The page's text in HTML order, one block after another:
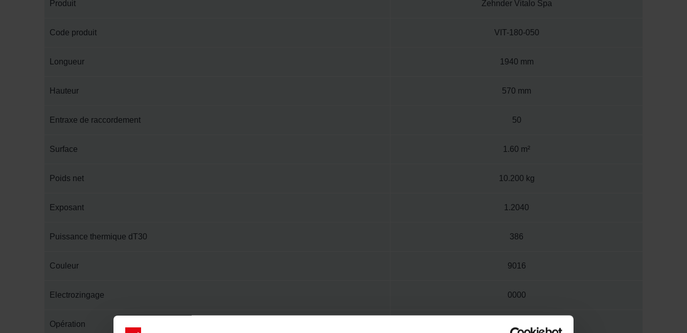
Produit Zehnder Vitalo Spa
Code produit VIT-180-050
Longueur 1940 mm
Hauteur 570 mm
Entraxe de raccordement 50
Surface 1.60 m²
Poids net 10.200 kg
Exposant 1.2040
Puissance thermique dT30 386
Couleur 9016
Electrozingage 0000
Opération